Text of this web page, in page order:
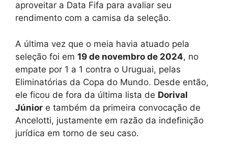
aproveitar a Data Fifa para avaliar seu
rendimento com a camisa da seleção.
A última vez que o meia havia atuado pela
seleção foi em 19 de novembro de 2024, no
empate por 1 a 1 contra o Uruguai, pelas
Eliminatórias da Copa do Mundo. Desde então,
ele ficou de fora da última lista de Dorival
Júnior e também da primeira convocação de
Ancelotti, justamente em razão da indefinição
jurídica em torno de seu caso.